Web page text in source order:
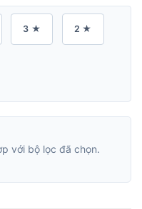
3 ★ 2 ★
với bộ lọc đã chọn.